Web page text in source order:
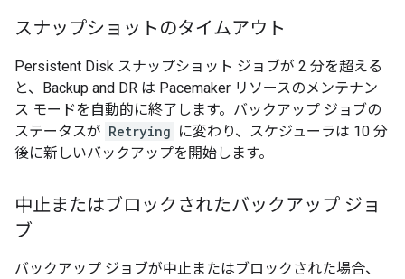
スナップショットのタイムアウト
Persistent Disk スナップショット ジョブが 2 分を超える
と、Backup and DR は Pacemaker リソースのメンテナン
ス モードを自動的に終了します。バックアップ ジョブの
ステータスが Retrying に変わり、スケジューラは 10 分
後に新しいバックアップを開始します。
中止またはブロックされたバックアップ ジョ
ブ
バックアップ ジョブが中止またはブロックされた場合、